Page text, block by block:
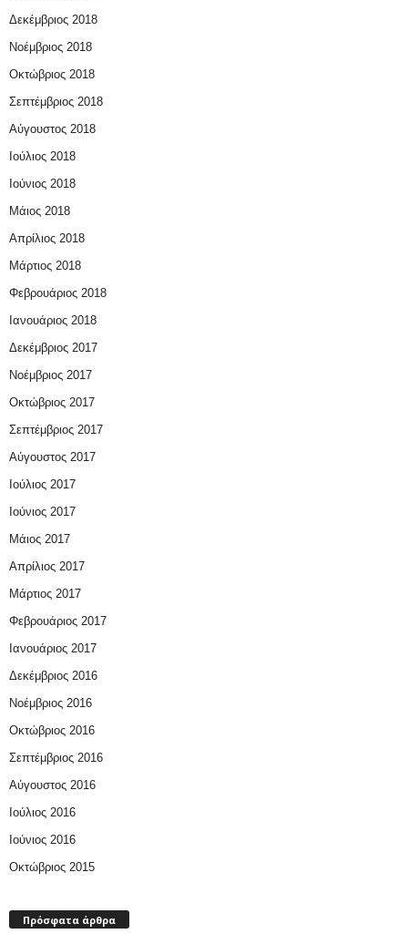
Δεκέμβριος 2018
Νοέμβριος 2018
Οκτώβριος 2018
Σεπτέμβριος 2018
Αύγουστος 2018
Ιούλιος 2018
Ιούνιος 2018
Μάιος 2018
Απρίλιος 2018
Μάρτιος 2018
Φεβρουάριος 2018
Ιανουάριος 2018
Δεκέμβριος 2017
Νοέμβριος 2017
Οκτώβριος 2017
Σεπτέμβριος 2017
Αύγουστος 2017
Ιούλιος 2017
Ιούνιος 2017
Μάιος 2017
Απρίλιος 2017
Μάρτιος 2017
Φεβρουάριος 2017
Ιανουάριος 2017
Δεκέμβριος 2016
Νοέμβριος 2016
Οκτώβριος 2016
Σεπτέμβριος 2016
Αύγουστος 2016
Ιούλιος 2016
Ιούνιος 2016
Οκτώβριος 2015
Πρόσφατα άρθρα